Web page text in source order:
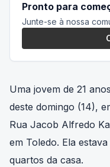
Pronto para
Junte-se à nossa
Uma jovem de 21
deste domingo (14),
Rua Jacob Alfredo
em Toledo. Ela
quartos da casa.